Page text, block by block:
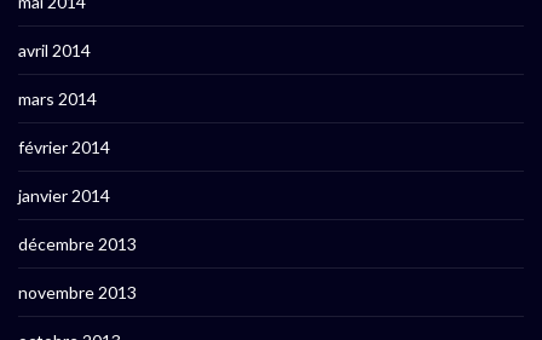
avril 2014
mars 2014
février 2014
janvier 2014
décembre 2013
novembre 2013